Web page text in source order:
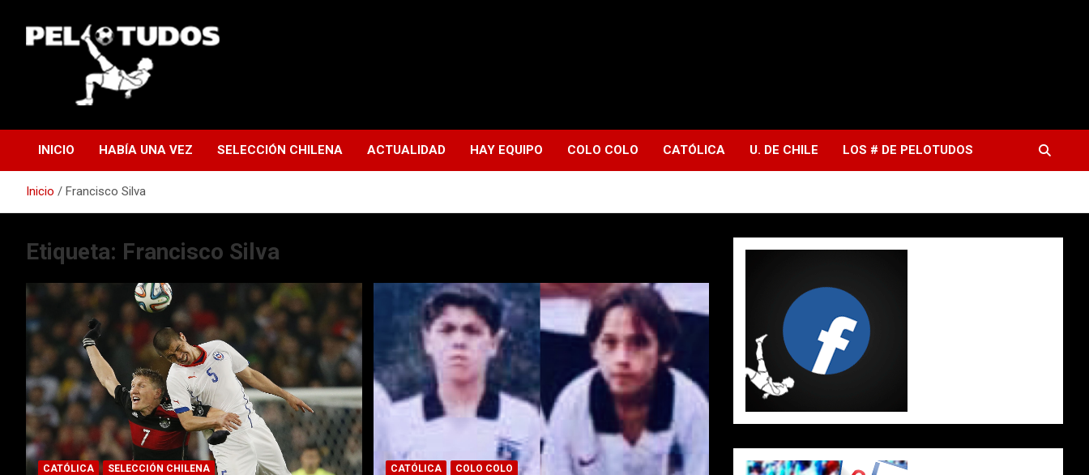
contenido
INICIO HABÍA UNA VEZ SELECCIÓN CHILENA ACTUALIDAD HAY EQUIPO COLO COLO CATÓLICA U. DE CHILE LOS # DE PELOTUDOS
Inicio Francisco Silva
Etiqueta: Francisco Silva
CATÓLICA SELECCIÓN CHILENA CATÓLICA COLO COLO